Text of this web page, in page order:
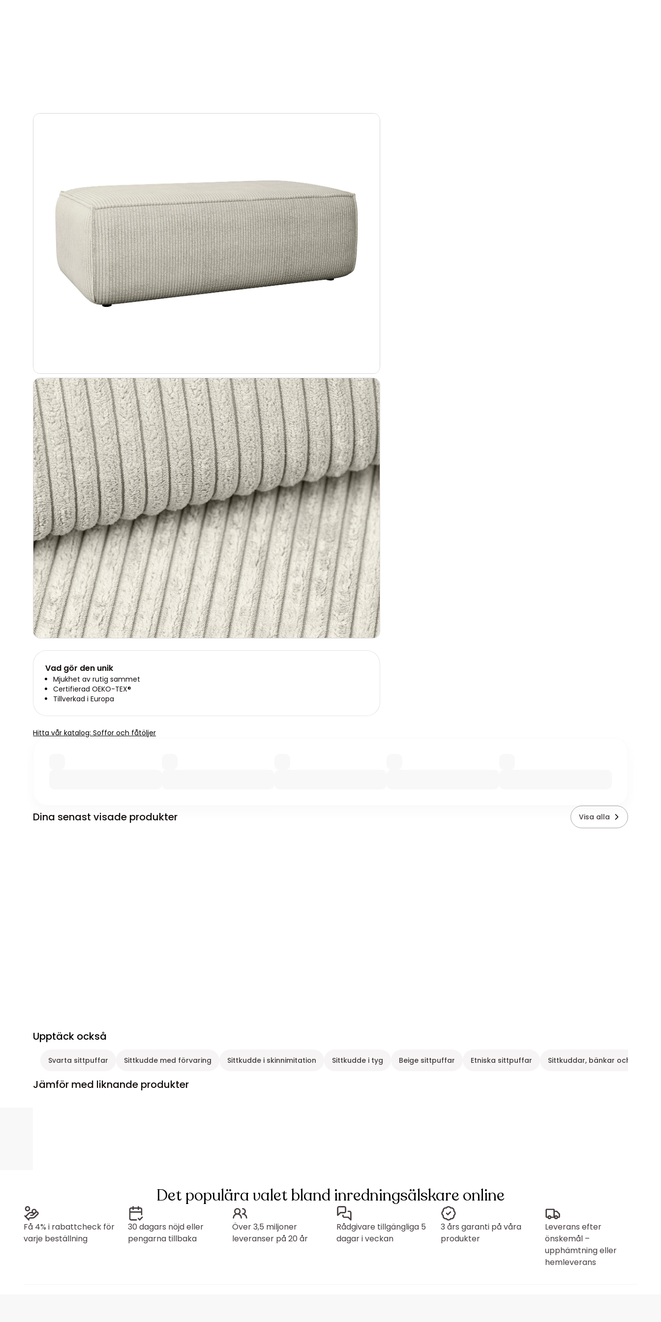
Vad gör den unik
Mjukhet av rutig sammet
Certifierad OEKO-TEX®
Tillverkad i Europa
Hitta vår katalog: Soffor och fåtöljer
Dina senast visade produkter Visa alla
Upptäck också
Svarta sittpuffar Sittkudde med förvaring Sittkudde i skinnimitation Sittkudde i tyg Beige sittpuffar Etniska sittpuffar Sittkuddar, bänkar och
Jämför med liknande produkter
Det populära valet bland inredningsälskare online
Få 4% i rabattcheck för
varje beställning
30 dagars nöjd eller
pengarna tillbaka
Över 3,5 miljoner
leveranser på 20 år
Rådgivare tillgängliga 5
dagar i veckan
3 års garanti på våra
produkter
Leverans efter
önskemål –
upphämtning eller
hemleverans